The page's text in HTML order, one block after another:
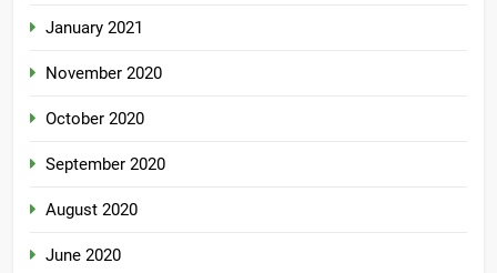
January 2021
November 2020
October 2020
September 2020
August 2020
June 2020